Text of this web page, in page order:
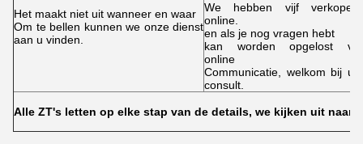
Het maakt niet uit wanneer en waar
Om te bellen kunnen we onze dienst
aan u vinden.
We hebben vijf verkopers
online.
en als je nog vragen hebt
kan worden opgelost via
online
Communicatie, welkom bij uw
consult.
Alle ZT's letten op elke stap van de details, we kijken uit naar